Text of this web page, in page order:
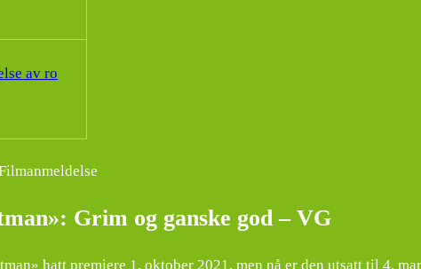
av ro
Grim og ganske god – VG
hatt premiere 1. oktober 2021, men nå er den utsatt til 4.